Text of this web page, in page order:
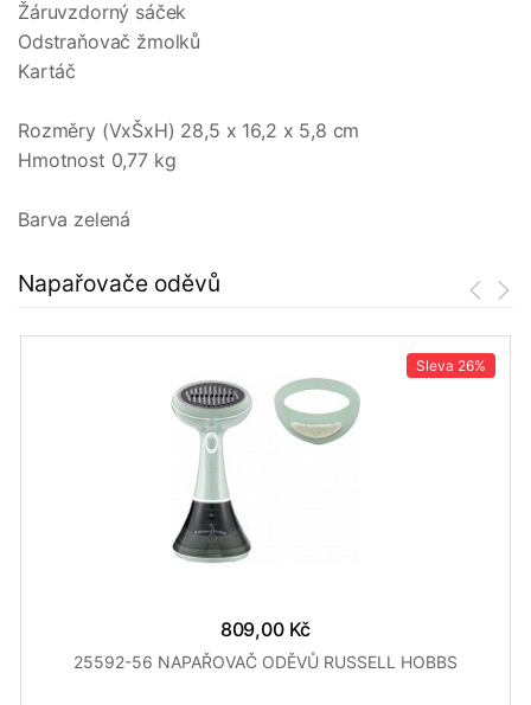
Žáruvzdorný sáček
Odstraňovač žmolků
Kartáč
Rozměry (VxŠxH) 28,5 x 16,2 x 5,8 cm
Hmotnost 0,77 kg
Barva zelená
Napařovače oděvů
Sleva 26%
809,00 Kč
25592-56 NAPAŘOVAČ ODĚVŮ RUSSELL HOBBS